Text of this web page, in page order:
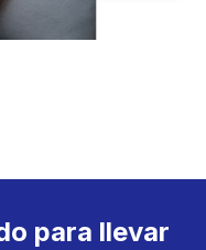
para llevar